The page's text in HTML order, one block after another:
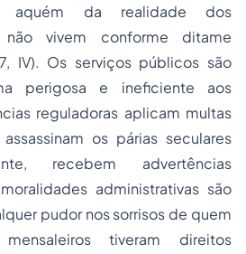
aquém da realidade dos
não vivem conforme ditame
IV). Os serviços públicos são
perigosa e ineficiente aos
reguladoras aplicam multas
os párias seculares
recebem advertências
administrativas são
pudor nos sorrisos de quem
tiveram direitos